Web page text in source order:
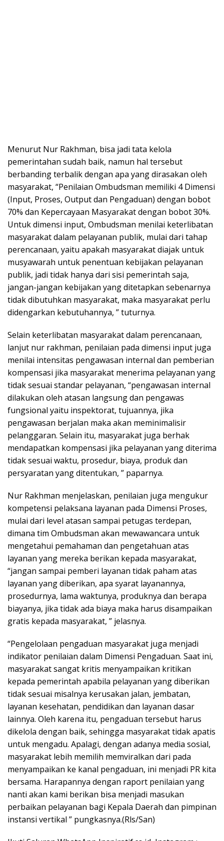
Menurut Nur Rakhman, bisa jadi tata kelola
pemerintahan sudah baik, namun hal tersebut
berbanding terbalik dengan apa yang dirasakan oleh
masyarakat, “Penilaian Ombudsman memiliki 4 Dimensi
(Input, Proses, Output dan Pengaduan) dengan bobot
70% dan Kepercayaan Masyarakat dengan bobot 30%.
Untuk dimensi input, Ombudsman menilai keterlibatan
masyarakat dalam pelayanan publik, mulai dari tahap
perencanaan, yaitu apakah masyarakat diajak untuk
musyawarah untuk penentuan kebijakan pelayanan
publik, jadi tidak hanya dari sisi pemerintah saja,
jangan-jangan kebijakan yang ditetapkan sebenarnya
tidak dibutuhkan masyarakat, maka masyarakat perlu
didengarkan kebutuhannya, ” tuturnya.
Selain keterlibatan masyarakat dalam perencanaan,
lanjut nur rakhman, penilaian pada dimensi input juga
menilai intensitas pengawasan internal dan pemberian
kompensasi jika masyarakat menerima pelayanan yang
tidak sesuai standar pelayanan, “pengawasan internal
dilakukan oleh atasan langsung dan pengawas
fungsional yaitu inspektorat, tujuannya, jika
pengawasan berjalan maka akan meminimalisir
pelanggaran. Selain itu, masyarakat juga berhak
mendapatkan kompensasi jika pelayanan yang diterima
tidak sesuai waktu, prosedur, biaya, produk dan
persyaratan yang ditentukan, ” paparnya.
Nur Rakhman menjelaskan, penilaian juga mengukur
kompetensi pelaksana layanan pada Dimensi Proses,
mulai dari level atasan sampai petugas terdepan,
dimana tim Ombudsman akan mewawancara untuk
mengetahui pemahaman dan pengetahuan atas
layanan yang mereka berikan kepada masyarakat,
“jangan sampai pemberi layanan tidak paham atas
layanan yang diberikan, apa syarat layanannya,
prosedurnya, lama waktunya, produknya dan berapa
biayanya, jika tidak ada biaya maka harus disampaikan
gratis kepada masyarakat, ” jelasnya.
“Pengelolaan pengaduan masyarakat juga menjadi
indikator penilaian dalam Dimensi Pengaduan. Saat ini,
masyarakat sangat kritis menyampaikan kritikan
kepada pemerintah apabila pelayanan yang diberikan
tidak sesuai misalnya kerusakan jalan, jembatan,
layanan kesehatan, pendidikan dan layanan dasar
lainnya. Oleh karena itu, pengaduan tersebut harus
dikelola dengan baik, sehingga masyarakat tidak apatis
untuk mengadu. Apalagi, dengan adanya media sosial,
masyarakat lebih memilih memviralkan dari pada
menyampaikan ke kanal pengaduan, ini menjadi PR kita
bersama. Harapannya dengan raport penilaian yang
nanti akan kami berikan bisa menjadi masukan
perbaikan pelayanan bagi Kepala Daerah dan pimpinan
instansi vertikal ” pungkasnya.(Rls/San)